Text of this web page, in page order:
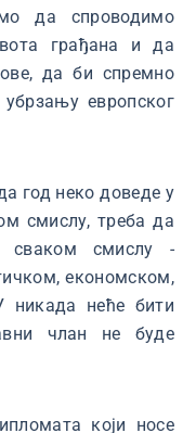
да спроводимо
грађана и да
да би спремно
европског
год неко доведе у
смислу, треба да
сваком смислу -
економском,
неће бити
члан не буде
који носе